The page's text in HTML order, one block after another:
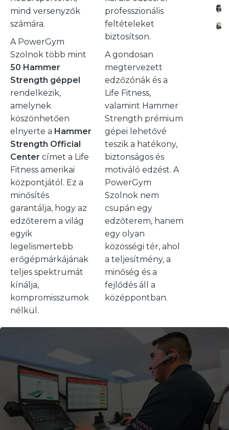
mind versenyzők
számára.
A PowerGym
Szolnok több mint
50 Hammer
Strength géppel
rendelkezik,
amelynek
köszönhetően
elnyerte a Hammer
Strength Official
Center címet a Life
Fitness amerikai
központjától. Ez a
minősítés
garantálja, hogy az
edzőterem a világ
egyik
legelismertebb
erőgépmárkájának
teljes spektrumát
kínálja,
kompromisszumok
nélkül.
professzionális
feltételeket
biztosítson.
A gondosan
megtervezett
edzőzónák és a
Life Fitness,
valamint Hammer
Strength prémium
gépei lehetővé
teszik a hatékony,
biztonságos és
motiváló edzést. A
PowerGym
Szolnok nem
csupán egy
edzőterem, hanem
egy olyan
közösségi tér, ahol
a teljesítmény, a
minőség és a
fejlődés áll a
középpontban.